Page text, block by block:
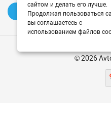
✍️ Оставить отзыв
© 2026
сайтом и делать его лучше.
Продолжая пользоваться
вы соглашаетесь с
использованием файлов